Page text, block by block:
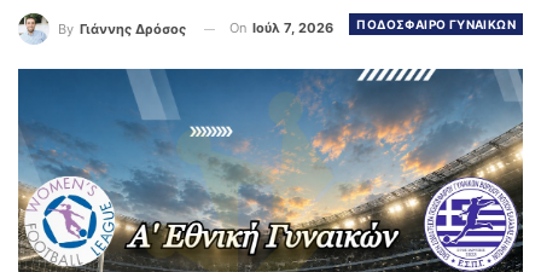
ΠΟΔΟΣΦΑΙΡΟ ΓΥΝΑΙΚΩΝ
By Γιάννης Δρόσος On Ιούλ 7, 2026